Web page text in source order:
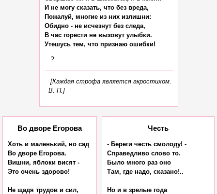
И не могу сказать, что без вреда,
Пожалуй, многие из них излишни:
Обидно - не исчезнут без следа,
В час горести не вызовут улыбки.
?
[Каждая строфа является акростихом.
- В. П.]
Во дворе Егорова
Хоть и маленький, но сад
Во дворе Егорова.
Вишни, яблоки висят -
Это очень здорово!
Не щадя трудов и сил,
Честь
- Береги честь смолоду! -
Справедливо слово то.
Было много раз оно
Там, где надо, сказано!..
Но и в зрелые года